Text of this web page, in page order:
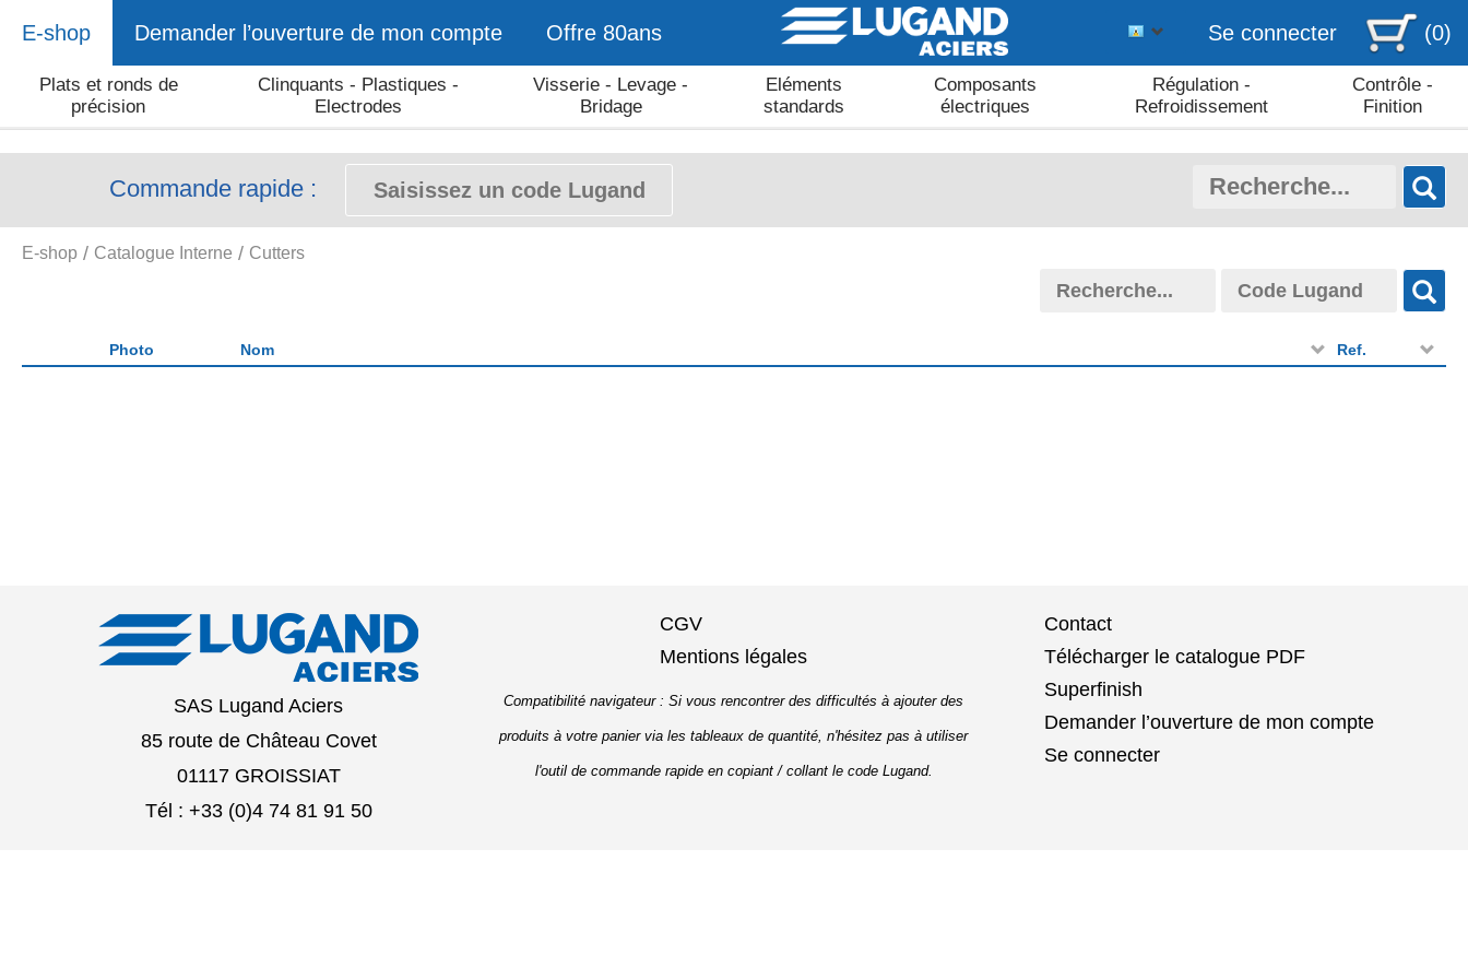
E-shop Demander l’ouverture de mon compte Offre 80ans Se connecter (0)
Plats et ronds de
précision
Clinquants - Plastiques -
Electrodes
Visserie - Levage -
Bridage
Eléments
standards
Composants
électriques
Régulation -
Refroidissement
Contrôle -
Finition
Commande rapide :
E-shop Catalogue Interne Cutters
Photo Nom Ref.
SAS Lugand Aciers
85 route de Château Covet
01117 GROISSIAT
Tél : +33 (0)4 74 81 91 50
CGV
Mentions légales
Compatibilité navigateur : Si vous rencontrer des difficultés à ajouter des
produits à votre panier via les tableaux de quantité, n'hésitez pas à utiliser
l'outil de commande rapide en copiant / collant le code Lugand.
Contact
Télécharger le catalogue PDF
Superfinish
Demander l’ouverture de mon compte
Se connecter